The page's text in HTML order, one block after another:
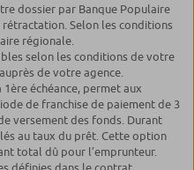
dossier par Banque Populaire
Selon les conditions
régionale.
selon les conditions de votre
de votre agence.
échéance, permet aux
de franchise de paiement de 3
versement des fonds. Durant
au taux du prêt. Cette option
total dû pour l’emprunteur.
définies dans le contrat